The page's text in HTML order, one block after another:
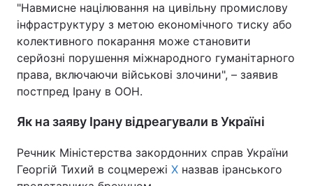
Тема оформлення
"Навмисне націлювання на цивільну промислову
інфраструктуру з метою економічного тиску або
колективного покарання може становити
серйозні порушення міжнародного гуманітарного
права, включаючи військові злочини", – заявив
постпред Ірану в ООН.
Як на заяву Ірану відреагували в Україні
Речник Міністерства закордонних справ України
Георгій Тихий в соцмережі X назвав іранського